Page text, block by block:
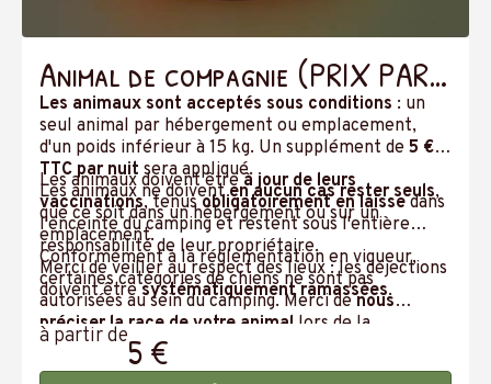
Animal de compagnie (PRIX PAR
JOUR)
Les animaux sont acceptés sous conditions : un
seul animal par hébergement ou emplacement,
d'un poids inférieur à 15 kg. Un supplément de 5 €
TTC par nuit sera appliqué.
Les animaux ne doiventen aucun cas rester seuls,
que ce soit dans un hébergement ou sur un
emplacement.
Les animaux doivent êtreà jour de leurs
vaccinations, tenusobligatoirement en laissedans
l'enceinte du camping et restent sous l'entière
responsabilité de leur propriétaire.
Merci de veiller au respect des lieux : les déjections
doivent êtresystématiquement ramassées.
Conformément à la réglementation en vigueur,
certaines catégories de chiens ne sont pas
autorisées au sein du camping. Merci denous
préciser la race de votre animal lors de la
réservation.
à partir de5 €